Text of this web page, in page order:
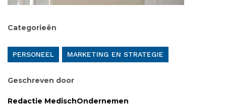
Categorieën
PERSONEEL MARKETING EN STRATEGIE
Geschreven door
Redactie MedischOndernemen